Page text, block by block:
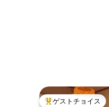
ゲストチョイス